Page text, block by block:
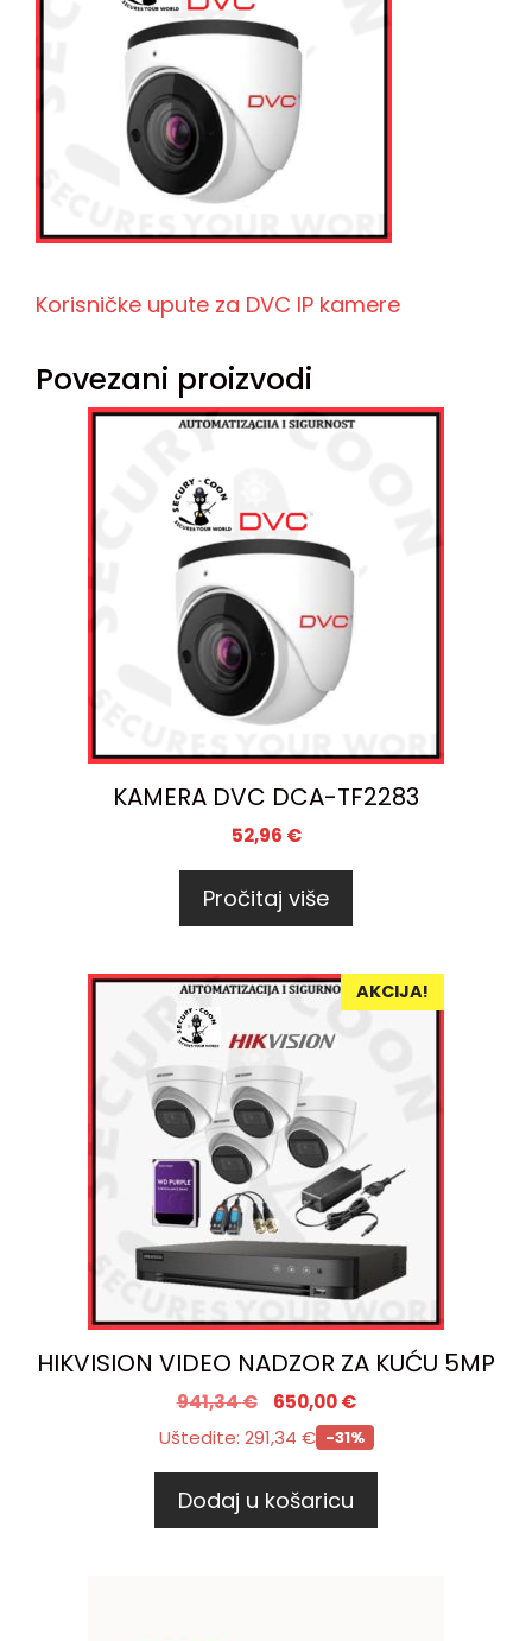
Korisničke upute za DVC IP kamere
Povezani proizvodi
KAMERA DVC DCA-TF2283
52,96 €
Pročitaj više
AKCIJA!
HIKVISION VIDEO NADZOR ZA KUĆU 5MP
941,34€ 650,00€
Uštedite: 291,34 € -31%
Dodaj u košaricu